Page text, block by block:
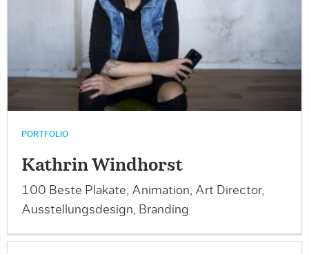
PORTFOLIO
Kathrin Windhorst
100 Beste Plakate, Animation, Art Director,
Ausstellungsdesign, Branding